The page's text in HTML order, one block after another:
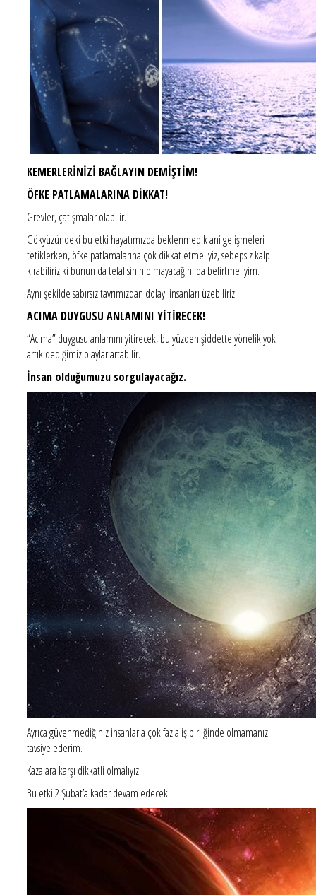
KEMERLERİNİZİ BAĞLAYIN DEMİŞTİM!
ÖFKE PATLAMALARINA DİKKAT!
Grevler, çatışmalar olabilir.
Gökyüzündeki bu etki hayatımızda beklenmedik ani gelişmeleri
tetiklerken, öfke patlamalarına çok dikkat etmeliyiz, sebepsiz kalp
kırabiliriz ki bunun da telafisinin olmayacağını da belirtmeliyim.
Aynı şekilde sabırsız tavrımızdan dolayı insanları üzebiliriz.
ACIMA DUYGUSU ANLAMINI YİTİRECEK!
“Acıma” duygusu anlamını yitirecek, bu yüzden şiddette yönelik yok
artık dediğimiz olaylar artabilir.
İnsan olduğumuzu sorgulayacağız.
Ayrıca güvenmediğiniz insanlarla çok fazla iş birliğinde olmamanızı
tavsiye ederim.
Kazalara karşı dikkatli olmalıyız.
Bu etki 2 Şubat’a kadar devam edecek.